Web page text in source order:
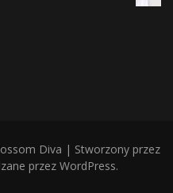
Diva | Stworzony przez
przez WordPress.